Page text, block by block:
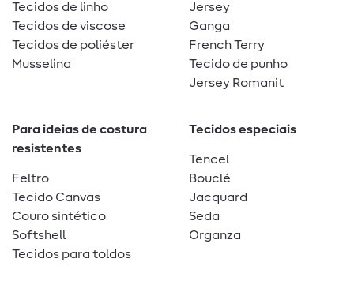
Tecidos de linho
Tecidos de viscose
Tecidos de poliéster
Musselina
Jersey
Ganga
French Terry
Tecido de punho
Jersey Romanit
Para ideias de costura
resistentes
Feltro
Tecido Canvas
Couro sintético
Softshell
Tecidos para toldos
Tecidos especiais
Tencel
Bouclé
Jacquard
Seda
Organza